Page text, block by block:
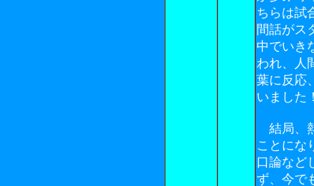
ちらは試
間話がス
中でいき
われ、人
葉に反応
いました
結局、
ことにな
口論など
ず、今で